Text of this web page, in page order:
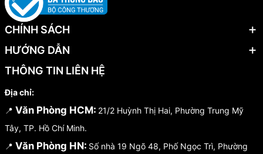
CHÍNH SÁCH
HƯỚNG DẪN
THÔNG TIN LIÊN HỆ
Địa chỉ:
📍 Văn Phòng HCM: 21/2 Huỳnh Thị Hai, Phường Trung Mỹ
Tây, TP. Hồ Chí Minh.
📍 Văn Phòng HN: Số nhà 19 Ngõ 48, Phố Ngọc Trì, Phường